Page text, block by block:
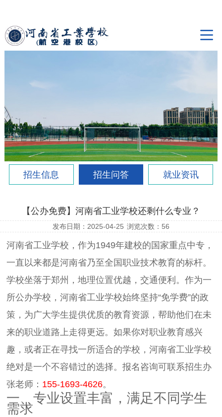
招生信息 招生问答 就业资讯
【公办免费】河南省工业学校还剩什么专业？
发布日期：2025-04-25 浏览次数： 56
河南省工业学校，作为1949年建校的国家重点中专，
一直以来都是河南省乃至全国职业技术教育的标杆。
学校坐落于郑州，地理位置优越，交通便利。作为一
所公办学校，河南省工业学校始终坚持“免学费”的政
策，为广大学生提供优质的教育资源，帮助他们在未
来的职业道路上走得更远。如果你对职业教育感兴
趣，或者正在寻找一所适合的学校，河南省工业学校
绝对是一个不容错过的选择。报名咨询可联系招生办
张老师： 155-1693-4626。
一、专业设置丰富，满足不同学生
需求